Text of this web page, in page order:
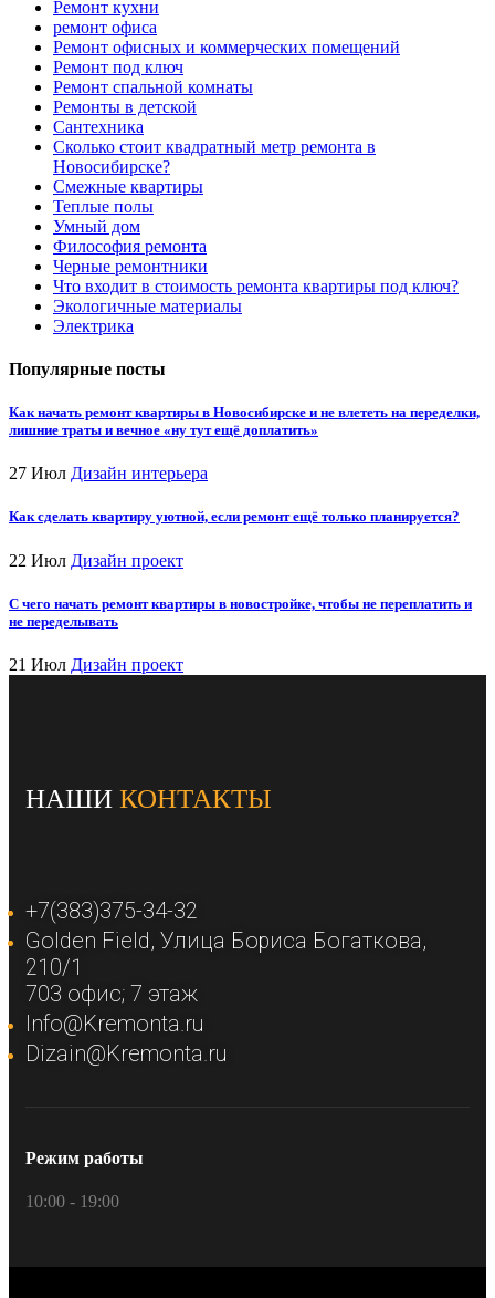
Ремонт кухни
ремонт офиса
Ремонт офисных и коммерческих помещений
Ремонт под ключ
Ремонт спальной комнаты
Ремонты в детской
Сантехника
Сколько стоит квадратный метр ремонта в
Новосибирске?
Смежные квартиры
Теплые полы
Умный дом
Философия ремонта
Черные ремонтники
Что входит в стоимость ремонта квартиры под ключ?
Экологичные материалы
Электрика
Популярные посты
Как начать ремонт квартиры в Новосибирске и не влететь на переделки,
лишние траты и вечное «ну тут ещё доплатить»
27 Июл Дизайн интерьера
Как сделать квартиру уютной, если ремонт ещё только планируется?
22 Июл Дизайн проект
С чего начать ремонт квартиры в новостройке, чтобы не переплатить и
не переделывать
21 Июл Дизайн проект
НАШИ КОНТАКТЫ
+7(383)375-34-32
Golden Field​, Улица Бориса Богаткова,
210/1​
703 офис; 7 этаж​
Info@Kremonta.ru
Dizain@Kremonta.ru
Режим работы
10:00 - 19:00